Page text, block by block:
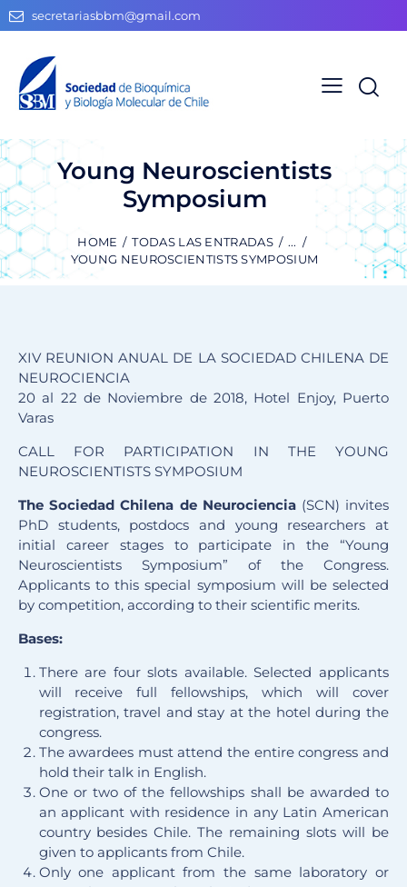
secretariasbbm@gmail.com
Young Neuroscientists
Symposium
HOME TODAS LAS ENTRADAS
...
YOUNG NEUROSCIENTISTS SYMPOSIUM
XIV REUNION ANUAL DE LA SOCIEDAD CHILENA DE
NEUROCIENCIA
20 al 22 de Noviembre de 2018, Hotel Enjoy, Puerto
Varas
CALL FOR PARTICIPATION IN THE YOUNG
NEUROSCIENTISTS SYMPOSIUM
The Sociedad Chilena de Neurociencia(SCN) invites
PhD students, postdocs and young researchers at
initial career stages to participate in the “Young
Neuroscientists Symposium” of the Congress.
Applicants to this special symposium will be selected
by competition, according to their scientific merits.
Bases:
There are four slots available. Selected applicants
will receive full fellowships, which will cover
registration, travel and stay at the hotel during the
congress.
The awardees must attend the entire congress and
hold their talk in English.
One or two of the fellowships shall be awarded to
an applicant with residence in any Latin American
country besides Chile. The remaining slots will be
given to applicants from Chile.
Only one applicant from the same laboratory or